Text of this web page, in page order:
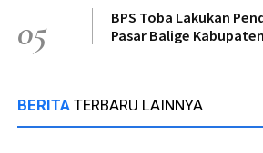
05
BPS Toba Lakukan
Pasar Balige
BERITA TERBARU LAINNYA